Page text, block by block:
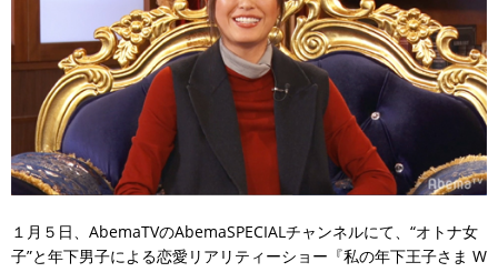
１月５日、AbemaTVのAbemaSPECIALチャンネルにて、“オトナ女
子”と年下男子による恋愛リアリティーショー『私の年下王子さま W